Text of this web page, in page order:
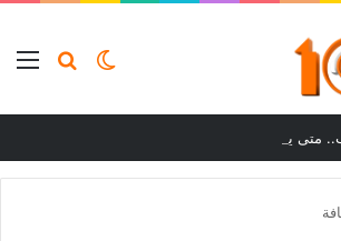
بحثالوضع
متى يستدعي الألم زيارة الطبيب؟